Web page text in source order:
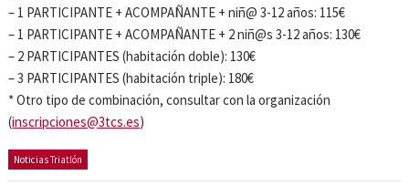
– 1 PARTICIPANTE + ACOMPAÑANTE + niñ@ 3-12 años: 115€
– 1 PARTICIPANTE + ACOMPAÑANTE + 2 niñ@s 3-12 años: 130€
– 2 PARTICIPANTES (habitación doble): 130€
– 3 PARTICIPANTES (habitación triple): 180€
* Otro tipo de combinación, consultar con la organización
(inscripciones@3tcs.es)
Noticias Triatlón